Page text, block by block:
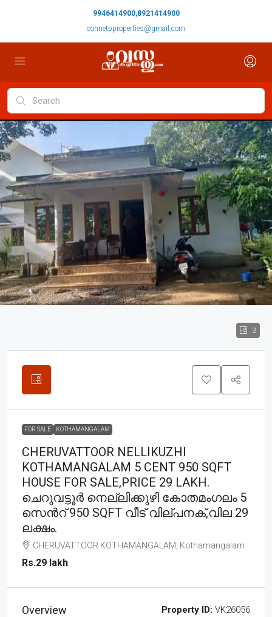
9946414900,8921414900
connetpproperties@gmail.com
3
FOR SALE KOTHAMANGALAM
CHERUVATTOOR NELLIKUZHI
KOTHAMANGALAM 5 CENT 950 SQFT
HOUSE FOR SALE,PRICE 29 LAKH.
ചെറുവട്ടൂർ നെല്ലിക്കുഴി കോതമംഗലം 5
സെൻറ് 950 SQFT വീട് വില്പനക്,വില 29
ലക്ഷം.
CHERUVATTOOR KOTHAMANGALAM, Kothamangalam
Rs.29 lakh
Overview Property ID: VK26056